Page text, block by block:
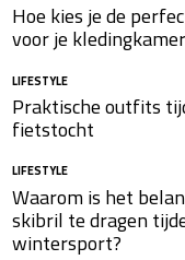
Hoe kies je de
voor je kledingkamer
LIFESTYLE
Praktische outfits
fietstocht
LIFESTYLE
Waarom is het
skibril te dragen
wintersport?